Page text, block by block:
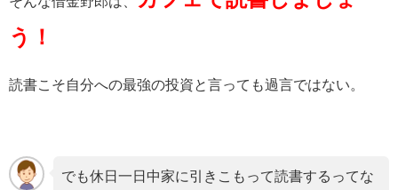
う！
読書こそ自分への最強の投資と言っても過言ではない。
でも休日一日中家に引きこもって読書するってな